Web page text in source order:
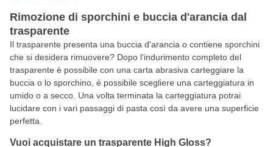
Rimozione di sporchini e buccia d'arancia dal
trasparente
Il trasparente presenta una buccia d'arancia o contiene sporchini
che si desidera rimuovere? Dopo l'indurimento completo del
trasparente è possibile con una carta abrasiva carteggiare la
buccia o lo sporchino, è possibile scegliere una carteggiatura in
umido o a secco. Una volta terminata la carteggiatura potrai
lucidare con i vari passaggi di pasta così da avere una superficie
perfetta.
Vuoi acquistare un trasparente High Gloss?